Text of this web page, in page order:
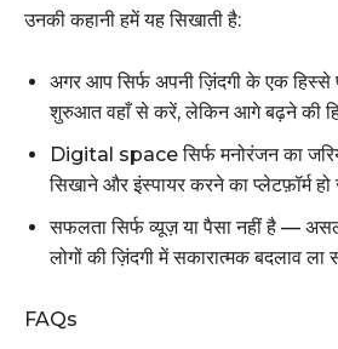
उनकी कहानी हमें यह सिखाती है:
अगर आप सिर्फ अपनी ज़िंदगी के एक हिस्से
शुरुआत वहाँ से करें, लेकिन आगे बढ़ने की
Digital space सिर्फ मनोरंजन का
सिखाने और इंस्पायर करने का प्लेटफ़ॉर्म
सफलता सिर्फ व्यूज़ या पैसा नहीं है —
लोगों की ज़िंदगी में सकारात्मक बदलाव ला
FAQs